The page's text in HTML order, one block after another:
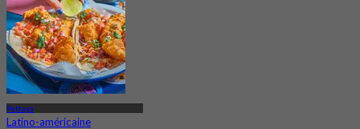
Pattaya
Latino-américaine